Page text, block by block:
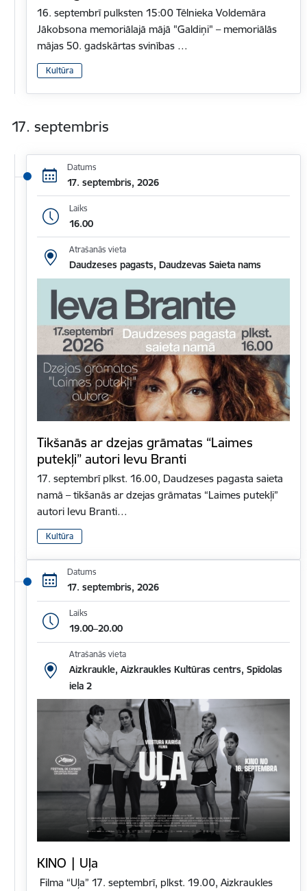
16. septembrī pulksten 15:00 Tēlnieka Voldemāra
Jākobsona memoriālajā mājā "Galdiņi" – memoriālās
mājas 50. gadskārtas svinības …
Kultūra
17. septembris
Datums
17. septembris, 2026
Laiks
16.00
Atrašanās vieta
Daudzeses pagasts, Daudzevas Saieta nams
Tikšanās ar dzejas grāmatas “Laimes
putekļi” autori Ievu Branti
17. septembrī plkst. 16.00, Daudzeses pagasta saieta
namā – tikšanās ar dzejas grāmatas “Laimes putekļi”
autori Ievu Branti…
Kultūra
Datums
17. septembris, 2026
Laiks
19.00–20.00
Atrašanās vieta
Aizkraukle, Aizkraukles Kultūras centrs, Spīdolas
iela 2
KINO | Uļa
Filma “Uļa” 17. septembrī, plkst. 19.00, Aizkraukles